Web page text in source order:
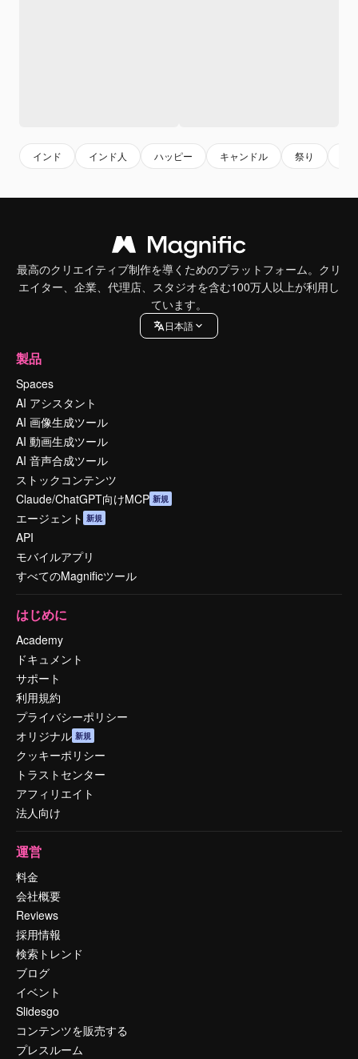
インド インド人 ハッピー キャンドル 祭り
最高のクリエイティブ制作を導くためのプラットフォーム。クリ
エイター、企業、代理店、スタジオを含む100万人以上が利用し
ています。
日本語
製品
Spaces
AI アシスタント
AI 画像生成ツール
AI 動画生成ツール
AI 音声合成ツール
ストックコンテンツ
Claude/ChatGPT向けMCP 新規
エージェント 新規
API
モバイルアプリ
すべてのMagnificツール
はじめに
Academy
ドキュメント
サポート
利用規約
プライバシーポリシー
オリジナル 新規
クッキーポリシー
トラストセンター
アフィリエイト
法人向け
運営
料金
会社概要
Reviews
採用情報
検索トレンド
ブログ
イベント
Slidesgo
コンテンツを販売する
プレスルーム